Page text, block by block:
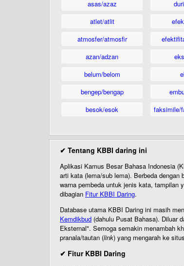
asas/azaz
atlet/atlit
atmosfer/atmosfir
azan/adzan
belum/belom
bengep/bengap
besok/esok
faksimile/
✔ Tentang KBBI daring ini
Aplikasi Kamus Besar Bahasa Indonesia
arti kata (lema/sub lema). Berbeda dengan
warna pembeda untuk jenis kata, tampilan
dibagian Fitur KBBI Daring.
Database utama KBBI Daring ini masih
Kemdikbud (dahulu Pusat Bahasa). Diluar
Eksternal". Semoga semakin menambah
pranala/tautan (link) yang mengarah ke
✔ Fitur KBBI Daring